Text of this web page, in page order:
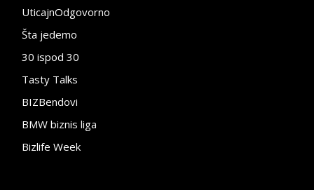
UticajnOdgovorno
Šta jedemo
30 ispod 30
Tasty Talks
BIZBendovi
BMW biznis liga
Bizlife Week